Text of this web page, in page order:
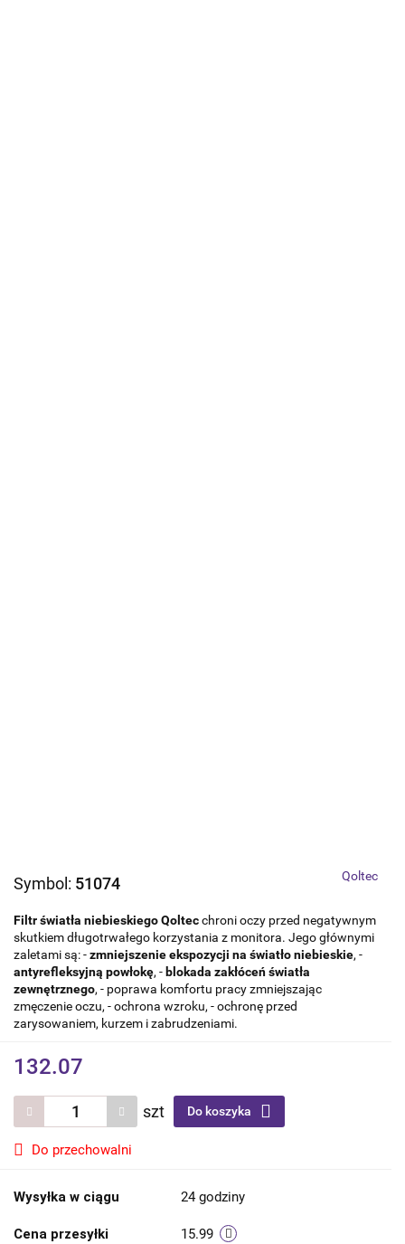
Symbol: 51074 Qoltec
Filtr światła niebieskiego Qoltecchroni oczy przed negatywnym
skutkiem długotrwałego korzystania z monitora. Jego głównymi
zaletami są: -zmniejszenie ekspozycji na światło niebieskie, -
antyrefleksyjną powłokę, - blokada zakłóceń światła
zewnętrznego, - poprawa komfortu pracy zmniejszając
zmęczenie oczu, - ochrona wzroku, - ochronę przed
zarysowaniem, kurzem i zabrudzeniami.
132.07
szt Do koszyka
Do przechowalni
Wysyłka w ciągu 24 godziny
Cena przesyłki 15.99